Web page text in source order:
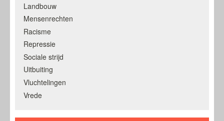
Landbouw
Mensenrechten
Racisme
Repressie
Sociale strijd
Uitbuiting
Vluchtelingen
Vrede